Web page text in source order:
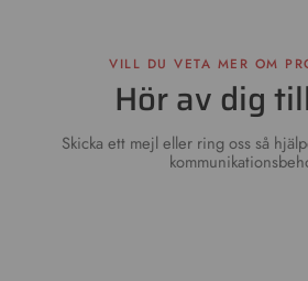
VILL DU VETA MER OM
Hör av dig
Skicka ett mejl eller ring oss så